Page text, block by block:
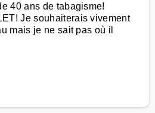
40 ans de tabagisme!
Je souhaiterais vivement
mais je ne sait pas où il